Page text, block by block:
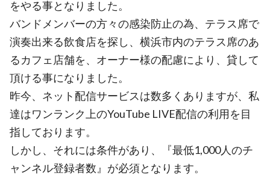
をやる事となりました。
バンドメンバーの方々の感染防止の為、テラス席で
演奏出来る飲食店を探し、横浜市内のテラス席のあ
るカフェ店舗を、オーナー様の配慮により、貸して
頂ける事になりました。
昨今、ネット配信サービスは数多くありますが、私
達はワンランク上のYouTube LIVE配信の利用を目
指しております。
しかし、それには条件があり、『最低1,000人のチ
ャンネル登録者数』が必須となります。